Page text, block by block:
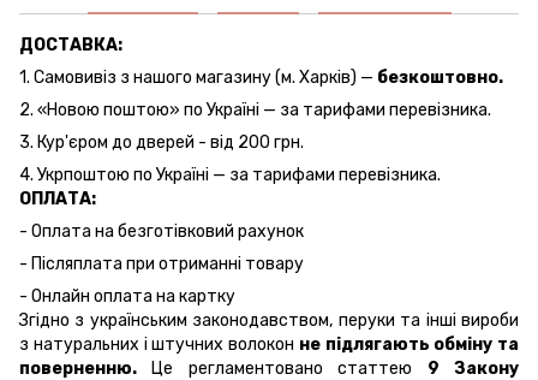
ДОСТАВКА:
1. Самовивіз з нашого магазину (м. Харків) — безкоштовно.
2. «Новою поштою» по Україні — за тарифами перевізника.
3. Кур'єром до дверей - від 200 грн.
4. Укрпоштою по Україні — за тарифами перевізника.
ОПЛАТА:
- Оплата на безготівковий рахунок
- Післяплата при отриманні товару
- Онлайн оплата на картку
Згідно з українським законодавством, перуки та інші вироби
з натуральних і штучних волокон не підлягають обміну та
поверненню. Це регламентовано статтею 9 Закону